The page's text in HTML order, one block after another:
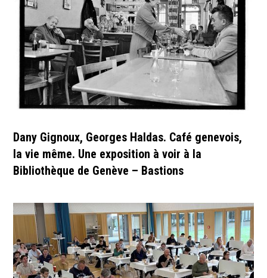
Dany Gignoux, Georges Haldas. Café genevois,
la vie même. Une exposition à voir à la
Bibliothèque de Genève – Bastions